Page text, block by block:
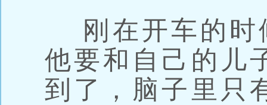
刚在开车的时
他要和自己的儿
到了，脑子里只